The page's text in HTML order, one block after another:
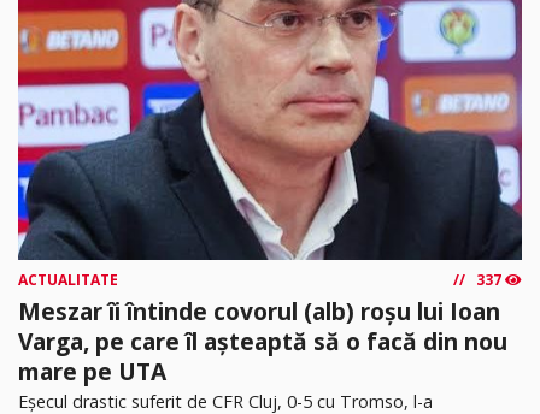
ACTUALITATE 337
Meszar îi întinde covorul (alb) roșu lui Ioan
Varga, pe care îl așteaptă să o facă din nou
mare pe UTA
Eșecul drastic suferit de CFR Cluj, 0-5 cu Tromso, l-a